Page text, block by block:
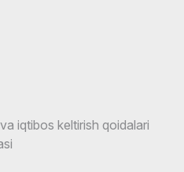
iqtibos keltirish qoidalari